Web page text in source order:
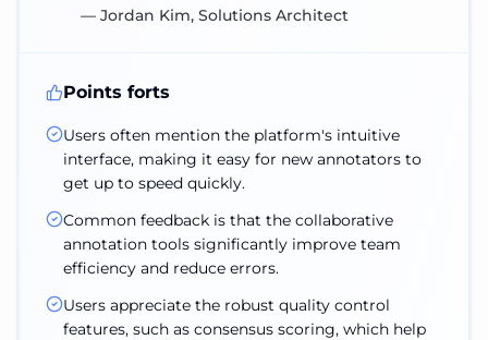
— Jordan Kim, Solutions Architect
Points forts
Users often mention the platform's intuitive
interface, making it easy for new annotators to
get up to speed quickly.
Common feedback is that the collaborative
annotation tools significantly improve team
efficiency and reduce errors.
Users appreciate the robust quality control
features, such as consensus scoring, which help